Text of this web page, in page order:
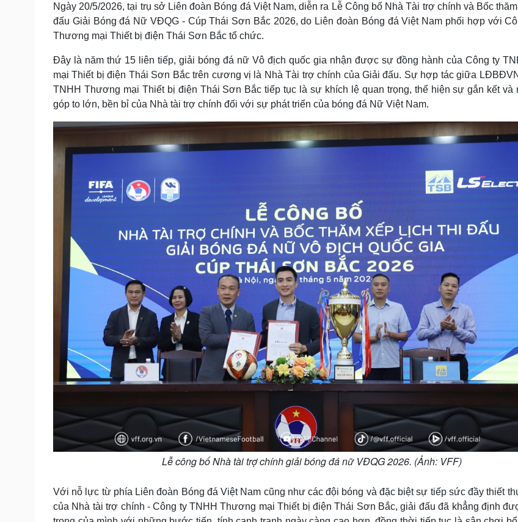
Hậu trường
Sức khỏe
Dinh dưỡng - món ngon
Cây thuốc
Sản phụ khoa
Nhi khoa
Nam khoa
Làm đẹp - giảm cân
Phòng mạch online
Đời sống
Blog
Tình yêu - Gia đình
Văn hóa
Văn học
Âm nhạc
Di sản
Giải trí
Thời trang
Sao Việt
Cải chính
Ngày 20/5/2026, tại trụ sở Liên đoàn Bóng đá Việt Nam, diễn ra Lễ Công bố Nhà Tài trợ chính và Bốc
đấu Giải Bóng đá Nữ VĐQG - Cúp Thái Sơn Bắc 2026, do Liên đoàn Bóng đá Việt Nam phối hợp với
Thương mại Thiết bị điện Thái Sơn Bắc tổ chức.
Đây là năm thứ 15 liên tiếp, giải bóng đá nữ Vô địch quốc gia nhận được sự đồng hành của Công ty
mại Thiết bị điện Thái Sơn Bắc trên cương vị là Nhà Tài trợ chính của Giải đấu. Sự hợp tác giữa
TNHH Thương mại Thiết bị điện Thái Sơn Bắc tiếp tục là sự khích lệ quan trọng, thể hiện sự gắn kết và
góp to lớn, bền bỉ của Nhà tài trợ chính đối với sự phát triển của bóng đá Nữ Việt Nam.
Lễ công bố Nhà tài trợ chính giải bóng đá nữ VĐQG 2026. (Ảnh: VFF)
Với nỗ lực từ phía Liên đoàn Bóng đá Việt Nam cũng như các đội bóng và đặc biệt sự tiếp sức đầy thiết
của Nhà tài trợ chính - Công ty TNHH Thương mại Thiết bị điện Thái Sơn Bắc, giải đấu đã khẳng định